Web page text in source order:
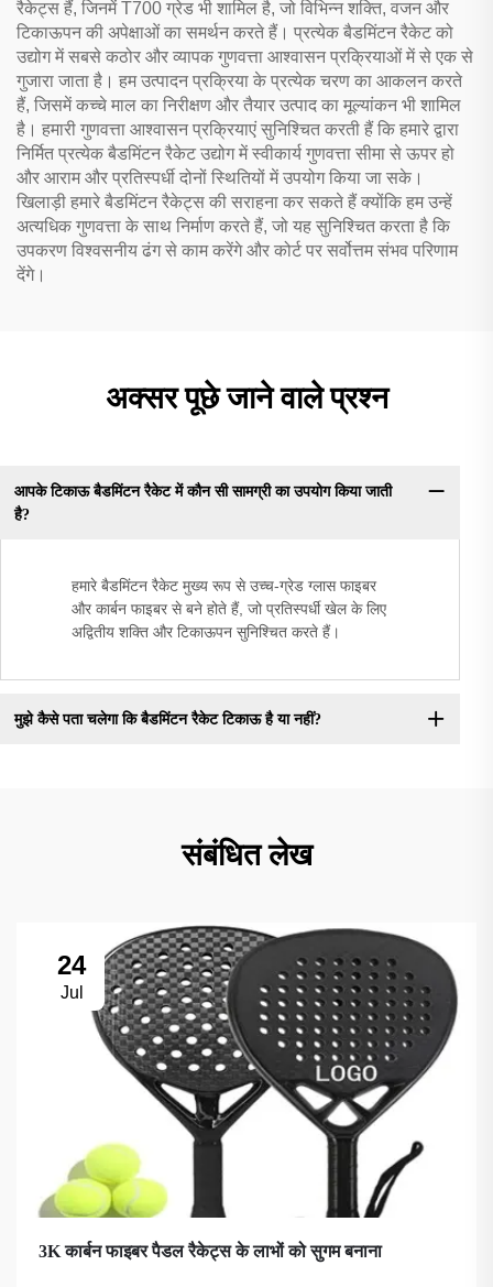
रैकेट्स हैं, जिनमें T700 ग्रेड भी शामिल है, जो विभिन्न शक्ति, वजन और
टिकाऊपन की अपेक्षाओं का समर्थन करते हैं। प्रत्येक बैडमिंटन रैकेट को
उद्योग में सबसे कठोर और व्यापक गुणवत्ता आश्वासन प्रक्रियाओं में से एक से
गुजारा जाता है। हम उत्पादन प्रक्रिया के प्रत्येक चरण का आकलन करते
हैं, जिसमें कच्चे माल का निरीक्षण और तैयार उत्पाद का मूल्यांकन भी शामिल
है। हमारी गुणवत्ता आश्वासन प्रक्रियाएं सुनिश्चित करती हैं कि हमारे द्वारा
निर्मित प्रत्येक बैडमिंटन रैकेट उद्योग में स्वीकार्य गुणवत्ता सीमा से ऊपर हो
और आराम और प्रतिस्पर्धी दोनों स्थितियों में उपयोग किया जा सके।
खिलाड़ी हमारे बैडमिंटन रैकेट्स की सराहना कर सकते हैं क्योंकि हम उन्हें
अत्यधिक गुणवत्ता के साथ निर्माण करते हैं, जो यह सुनिश्चित करता है कि
उपकरण विश्वसनीय ढंग से काम करेंगे और कोर्ट पर सर्वोत्तम संभव परिणाम
देंगे।
अक्सर पूछे जाने वाले प्रश्न
आपके टिकाऊ बैडमिंटन रैकेट में कौन सी सामग्री का उपयोग किया जाती
है?
हमारे बैडमिंटन रैकेट मुख्य रूप से उच्च-ग्रेड ग्लास फाइबर
और कार्बन फाइबर से बने होते हैं, जो प्रतिस्पर्धी खेल के लिए
अद्वितीय शक्ति और टिकाऊपन सुनिश्चित करते हैं।
मुझे कैसे पता चलेगा कि बैडमिंटन रैकेट टिकाऊ है या नहीं?
संबंधित लेख
24
Jul
3K कार्बन फाइबर पैडल रैकेट्स के लाभों को सुगम बनाना